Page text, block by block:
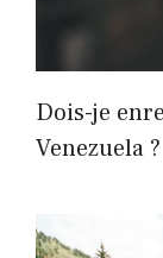
Dois-je
Venezuela ?